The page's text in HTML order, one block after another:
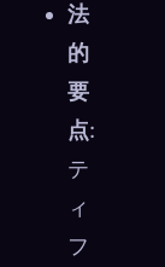
法
的
要
点:
テ
ィ
フ